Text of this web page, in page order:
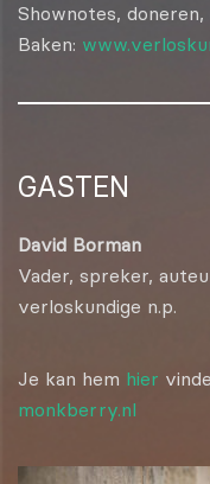
Shownotes,
Baken:
GASTEN
David Borman
Vader, spreker,
verloskundige n.p.
Je kan hem hier
monkberry.nl